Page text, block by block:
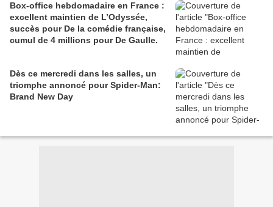
Box-office hebdomadaire en France :
excellent maintien de L’Odyssée,
succès pour De la comédie française,
cumul de 4 millions pour De Gaulle.
Dès ce mercredi dans les salles, un
triomphe annoncé pour Spider-Man:
Brand New Day